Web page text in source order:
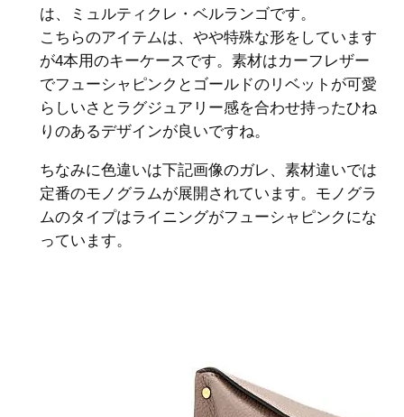
は、ミュルティクレ・ベルランゴです。
こちらのアイテムは、やや特殊な形をしています
が4本用のキーケースです。素材はカーフレザー
でフューシャピンクとゴールドのリベットが可愛
らしいさとラグジュアリー感を合わせ持ったひね
りのあるデザインが良いですね。
ちなみに色違いは下記画像のガレ、素材違いでは
定番のモノグラムが展開されています。モノグラ
ムのタイプはライニングがフューシャピンクにな
っています。